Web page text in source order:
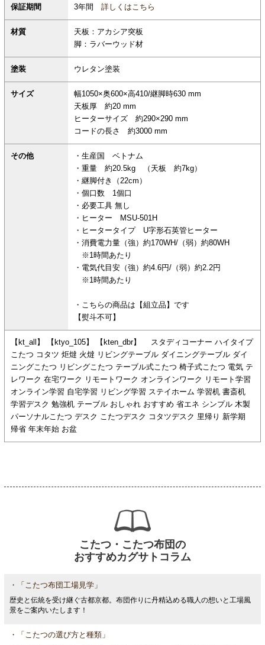
保証期間 3年間 詳しくはこちら
材質
天板：アカシア突板
脚：ラバーウッド材
塗装 ウレタン塗装
サイズ
幅1050×奥600×高410/継脚時630 mm
天板厚 約20 mm
ヒーターサイズ 約290×290 mm
コードの長さ 約3000 mm
その他
・生産国 ベトナム
・重量 約20.5kg （天板 約7kg）
・継脚付き（22cm）
・個口数 1個口
・必要工具 無し
・ヒーター MSU-501H
・ヒータータイプ U字形石英管ヒーター
・消費電力量（強）約170WH/（弱）約80WH
※1時間あたり
・電気代目安（強）約4.6円/（弱）約2.2円
※1時間あたり
・こちらの商品は【組立品】です
【熨斗不可】
【kt_all】 【ktyo_105】 【kten_dbr】 スタディコーナー ハイタイプ
こたつ コタツ 炬燵 火燵 リビングテーブル ダイニングテーブル ダイ
ニングこたつ リビングこたつ テーブル式こたつ 椅子式こたつ 電気 テ
レワーク 在宅ワーク リモートワーク オンラインワーク リモート学習
オンライン学習 自宅学習 リビング学習 ステイホーム 学習机 書斎机
学習デスク 勉強机 テーブル おしゃれ おすすめ 省エネ シンプル 木製
パーソナルこたつ デスク こたつデスク コタツデスク 里帰り 新学期
帰省 年末年始 お盆
こたつ・こたつ布団の
おすすめカグサトコラム
・「こたつ布団工場見学」
歴史と伝統を受け継ぐ古都京都。布団作りに丹精込める職人の想いと工場風
景をご案内いたします！
・「こたつの選び方と種類」